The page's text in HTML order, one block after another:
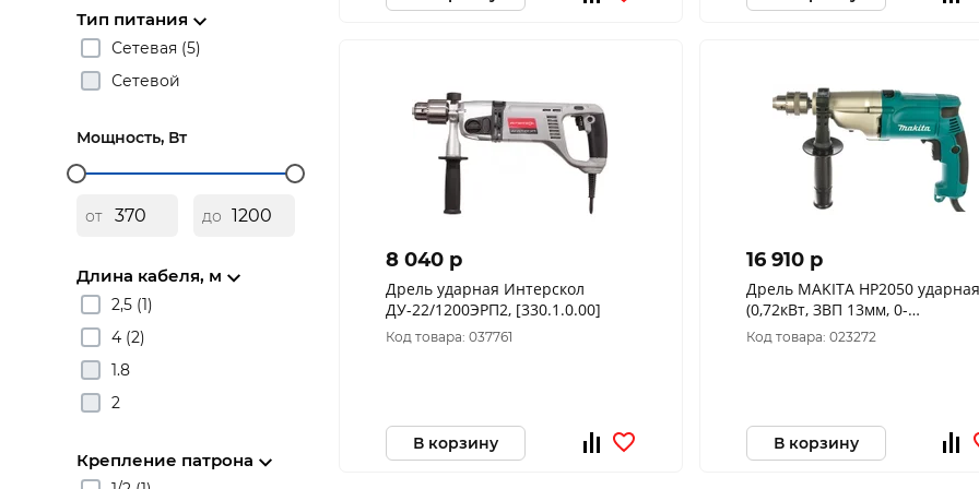
Тип питания
Сетевая (5)
Сетевой
Мощность, Вт
от до
Длина кабеля, м
2,5 (1)
4 (2)
1.8
2
Крепление патрона
8 040 p
Дрель ударная Интерскол
ДУ-22/1200ЭРП2, [330.1.0.00]
Код товара: 037761
В корзину
16 910 p
Дрель MAKITA HP2050 ударная
(0,72кВт, ЗВП 13мм, 0-
1200/2900об/мин, кейс, 2
скорости, бетон 20мм.)
Код товара: 023272
В корзину